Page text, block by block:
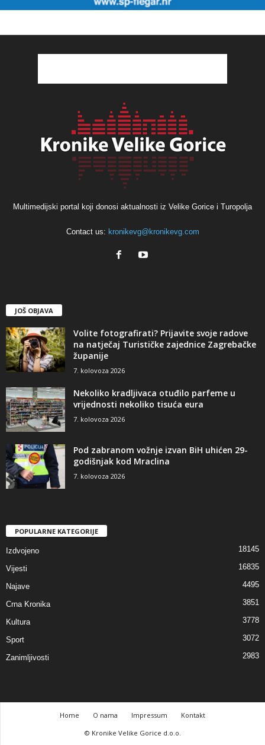
Multimedijski portal koji donosi aktualnosti iz Velike Gorice i Turopolja
Contact us: kronikevg@kronikevg.com
JOŠ OBJAVA
Volite fotografirati? Prijavite svoje radove
na natječaj Turističke zajednice Zagrebačke
županije
7. kolovoza 2026
Nekoliko kradljivaca otuđilo parfeme u
vrijednosti nekoliko tisuća eura
7. kolovoza 2026
Pod zabranom vožnje izvan BiH uhićen 29-
godišnjak kod Mraclina
7. kolovoza 2026
POPULARNE KATEGORIJE
Izdvojeno 18145
Vijesti 16835
Najave 4495
Crna Kronika 3851
Kultura 3778
Sport 3072
Zanimljivosti 2983
Home O nama Impressum
Kontakt
© Kronike Velike Gorice d.o.o.